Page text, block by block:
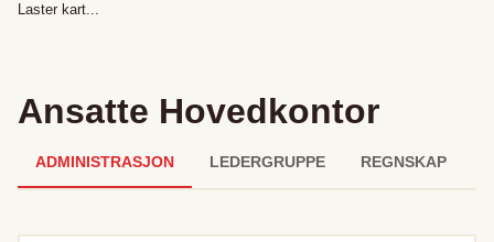
Laster kart...
Ansatte Hovedkontor
ADMINISTRASJON LEDERGRUPPE REGNSKAP